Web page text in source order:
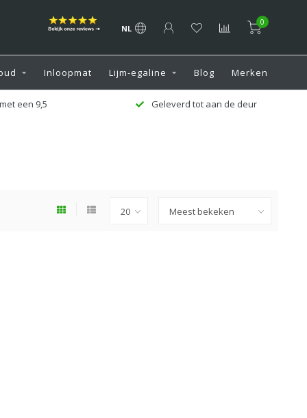
NL
0
Inloopmat Lijm-egaline Blog Merken
een 9,5 Geleverd tot aan de deur